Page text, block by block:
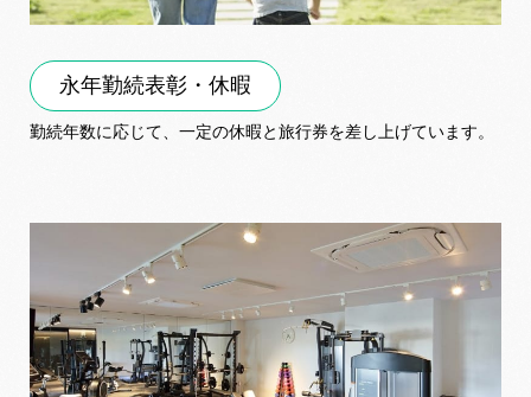
永年勤続表彰・休暇
勤続年数に応じて、一定の休暇と旅行券を差し上げています。